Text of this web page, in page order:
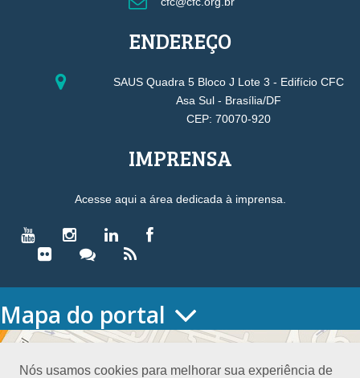
Nós usamos cookies para melhorar sua experiência de
ENDEREÇO
SAUS Quadra 5 Bloco J Lote 3 - Edifício CFC
Asa Sul - Brasília/DF
CEP: 70070-920
IMPRENSA
Acesse aqui a área dedicada à imprensa.
Mapa do portal
HOME
Conselho Diretor